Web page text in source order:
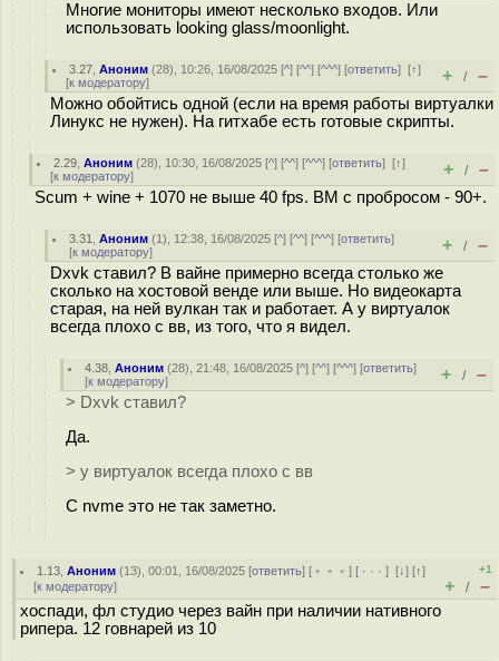
Многие мониторы имеют несколько входов. Или
использовать looking glass/moonlight.
3.27 ,Аноним (28), 10:26, 16/08/2025 [^] [^^] [^^^] [ответить][↑]
[к модератору] + / –
Можно обойтись одной (если на время работы виртуалки
Линукс не нужен). На гитхабе есть готовые скрипты.
2.29 ,Аноним (28), 10:30, 16/08/2025 [^] [^^] [^^^] [ответить][↑]
[к модератору] + / –
Scum + wine + 1070 не выше 40 fps. ВМ с пробросом - 90+.
3.31 ,Аноним (1), 12:38, 16/08/2025 [^] [^^] [^^^] [ответить]
[к модератору] + / –
Dxvk ставил? В вайне примерно всегда столько же
сколько на хостовой венде или выше. Но видеокарта
старая, на ней вулкан так и работает. А у виртуалок
всегда плохо с вв, из того, что я видел.
4.38 ,Аноним (28), 21:48, 16/08/2025 [^] [^^] [^^^] [ответить]
[к модератору] + / –
> Dxvk ставил?
Да.
> у виртуалок всегда плохо с вв
С nvme это не так заметно.
1.13 ,Аноним (13), 00:01, 16/08/2025 [ответить] [ ﹢﹢﹢] [ · · ·][↓] [↑]
[к модератору]
+1
+ / –
хоспади, фл студио через вайн при наличии нативного
рипера. 12 говнарей из 10